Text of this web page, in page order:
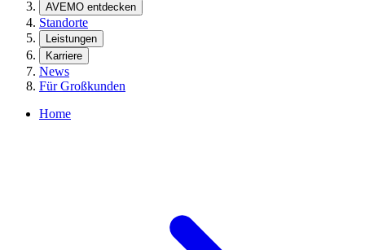
AVEMO entdecken
Standorte
Leistungen
Karriere
News
Für Großkunden
Home